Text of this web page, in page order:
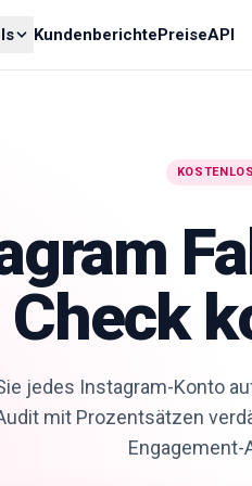
KundenberichtePreiseAPI
Check
jedes Instagram-Konto
mit Prozentsätzen